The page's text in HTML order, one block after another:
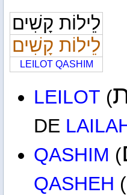
לֵילוֹת קָשִׁים
לֵילוֹת קָשִׁים
LEILOT QASHIM
LEILOT (
DE
QASHIM (
QASHEH (